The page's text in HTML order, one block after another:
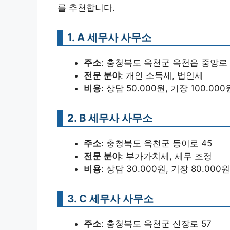
를 추천합니다.
1. A 세무사 사무소
주소: 충청북도 옥천군 옥천읍 중앙로
전문 분야: 개인 소득세, 법인세
비용: 상담 50.000원, 기장 100.000
2. B 세무사 사무소
주소: 충청북도 옥천군 동이로 45
전문 분야: 부가가치세, 세무 조정
비용: 상담 30.000원, 기장 80.000원
3. C 세무사 사무소
주소: 충청북도 옥천군 신장로 57